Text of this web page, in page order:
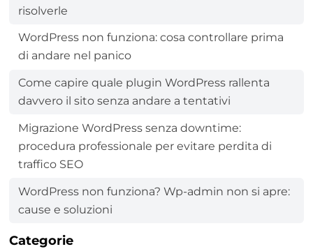
risolverle
WordPress non funziona: cosa controllare prima
di andare nel panico
Come capire quale plugin WordPress rallenta
davvero il sito senza andare a tentativi
Migrazione WordPress senza downtime:
procedura professionale per evitare perdita di
traffico SEO
WordPress non funziona? Wp-admin non si apre:
cause e soluzioni
Categorie